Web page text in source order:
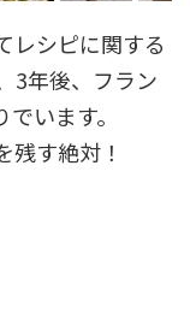
レシピに関する
3年後、フラン
います。
す絶対！